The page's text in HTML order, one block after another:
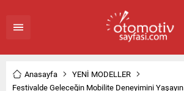
Anasayfa
YENİ MODELLER
Festivalde Geleceğin Mobilite Deneyimini Yaşayın